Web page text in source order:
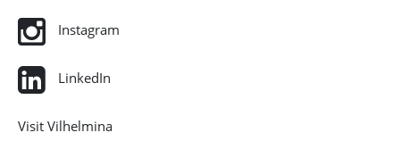
Instagram
LinkedIn
Visit Vilhelmina